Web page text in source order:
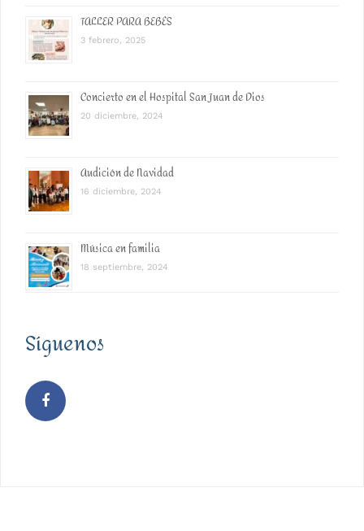
TALLER PARA BEBÉS
3 febrero, 2025
Concierto en el Hospital San Juan de Dios
20 diciembre, 2024
Audición de Navidad
16 diciembre, 2024
Música en familia
18 septiembre, 2024
Síguenos